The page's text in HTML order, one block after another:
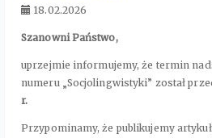
18.02.2026
Szanowni Państwo,
uprzejmie informujemy, że termin
numeru „Socjolingwistyki” został
r.
Przypominamy, że publikujemy